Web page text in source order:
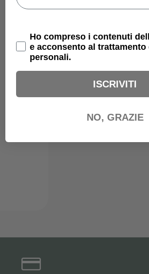
Privacy Policy
Ho compreso i contenuti
e acconsento al trattamento
personali.
ISCRIVITI
NO, GRAZIE